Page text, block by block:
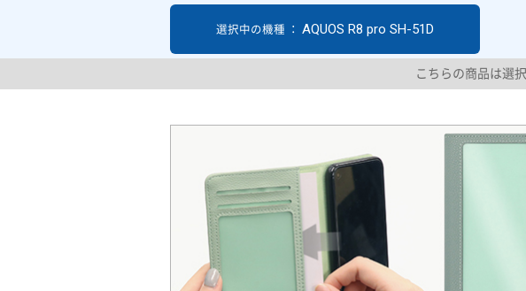
選択中の機種 ： AQUOS R8 pro SH-51D
こちらの商品は選